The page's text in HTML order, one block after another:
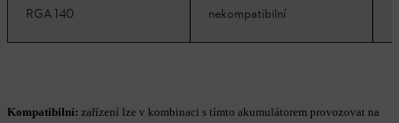
RGA 140 nekompatibilní
Kompatibilní: zařízení lze v kombinaci s tímto akumulátorem provozovat na